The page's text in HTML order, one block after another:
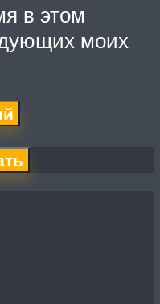
в этом
моих